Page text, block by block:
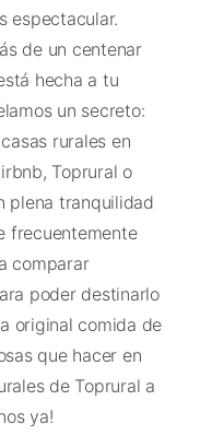
espectacular.
de un centenar
hecha a tu
un secreto:
rurales en
Toprural o
plena tranquilidad
frecuentemente
comparar
poder destinarlo
original comida de
que hacer en
de Toprural a
ya!